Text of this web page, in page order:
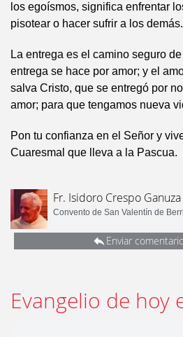
los egoísmos, significa enfrentar
pisotear o hacer sufrir a los demás.
La entrega es el camino seguro
entrega se hace por amor; y el
salva Cristo, que se entregó por
amor; para que tengamos nueva
Pon tu confianza en el Señor y
Cuaresmal que lleva a la Pascua.
Fr. Isidoro Crespo Ganuza
Convento de San Valentín de
Enviar
Evangelio de hoy